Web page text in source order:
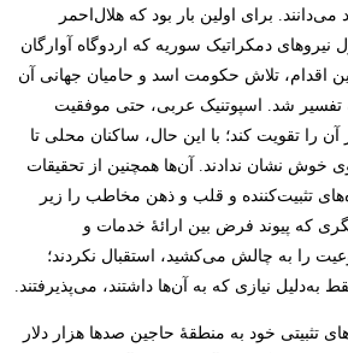
برای اولین بار بود که هلال‌احمر
دمکراتیک سوریه که اردوگاه آوارگان
اقدام، تلاش حکومت اسد و حامیان جهانی آن
تفسیر شد. اسپوتنیک عربی، حتی موفقیت
آن را تقویت کند؛ با این حال، ساکنان محلی تا
خوش نشان ندادند. آن‌ها همچنین از تحقیقات
تثبیت‌کننده و قلب و ذهن مخاطب را زیر
که پیوند فرض بین ارائۀ خدمات و
را به چالش می‌کشید، استقبال نکردند؛
به‌دلیل نیازی که به آن‌ها داشتند، می‌پذیرفتند.
تثبیتی خود به منطقۀ حاجین صدها هزار دلار